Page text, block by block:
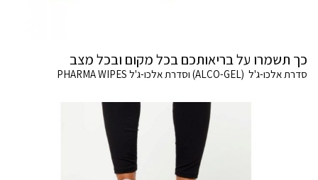
כך תשמרו על בריאותכם בכל מקום ובכל מצב
סדרת אלכו-ג'ל (ALCO-GEL) וסדרת אלכו-ג'ל PHARMA WIPES